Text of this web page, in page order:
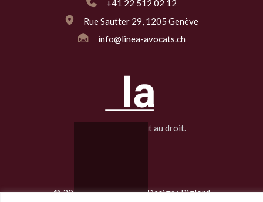
+41 22 512 02 12
Rue Sautter 29, 1205 Genève
info@linea-avocats.ch
La ligne qui conduit au droit.
© 2025 Linea Avocats | Design :Biglord